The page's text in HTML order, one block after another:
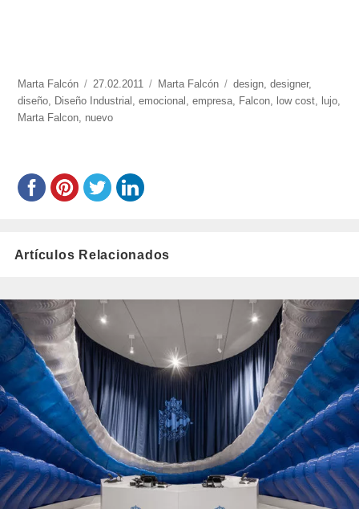
https://www.experimenta.es/author/Marta%20Falcón/
Marta Falcón
Publicado
el
27.02.2011 Categorías
Marta Falcón Etiquetas
design ,designer,
diseño
Diseño Industrial ,emocional ,empresa Falcon low cost lujo
Marta Falcon nuevo
Artículos Relacionados